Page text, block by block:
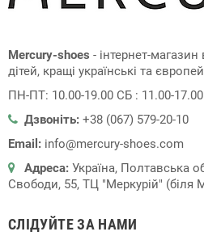
Mercury-shoes - інтернет-
дітей, кращі українські та
ПН-ПТ: 10.00-19.00 СБ : 11.00-17.00
Дзвоніть: +38 (067) 579-20-10
Email: info@mercury-shoes.com
Адреса: Україна, Полтавська
Свободи, 55, ТЦ "Меркурій" (біля
СЛІДУЙТЕ ЗА НАМИ